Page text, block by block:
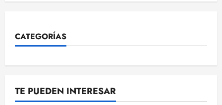
CATEGORÍAS
TE PUEDEN INTERESAR